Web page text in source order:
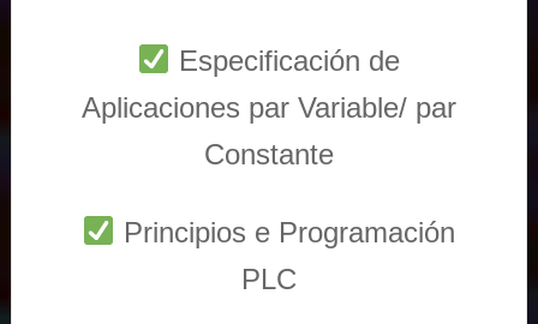
Especificación de
Aplicaciones par Variable/ par
Constante
Principios e Programación
PLC